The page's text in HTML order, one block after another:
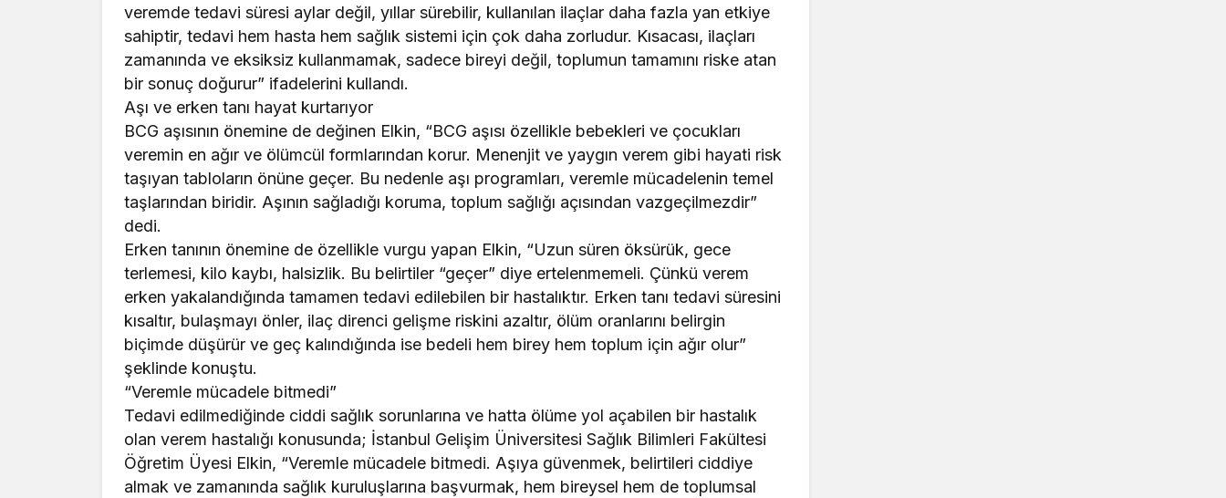
veremde tedavi süresi aylar değil, yıllar sürebilir, kullanılan ilaçlar daha fazla yan etkiye
sahiptir, tedavi hem hasta hem sağlık sistemi için çok daha zorludur. Kısacası, ilaçları
zamanında ve eksiksiz kullanmamak, sadece bireyi değil, toplumun tamamını riske atan
bir sonuç doğurur” ifadelerini kullandı.
Aşı ve erken tanı hayat kurtarıyor
BCG aşısının önemine de değinen Elkin, “BCG aşısı özellikle bebekleri ve çocukları
veremin en ağır ve ölümcül formlarından korur. Menenjit ve yaygın verem gibi hayati risk
taşıyan tabloların önüne geçer. Bu nedenle aşı programları, veremle mücadelenin temel
taşlarından biridir. Aşının sağladığı koruma, toplum sağlığı açısından vazgeçilmezdir”
dedi.
Erken tanının önemine de özellikle vurgu yapan Elkin, “Uzun süren öksürük, gece
terlemesi, kilo kaybı, halsizlik. Bu belirtiler “geçer” diye ertelenmemeli. Çünkü verem
erken yakalandığında tamamen tedavi edilebilen bir hastalıktır. Erken tanı tedavi süresini
kısaltır, bulaşmayı önler, ilaç direnci gelişme riskini azaltır, ölüm oranlarını belirgin
biçimde düşürür ve geç kalındığında ise bedeli hem birey hem toplum için ağır olur”
şeklinde konuştu.
“Veremle mücadele bitmedi”
Tedavi edilmediğinde ciddi sağlık sorunlarına ve hatta ölüme yol açabilen bir hastalık
olan verem hastalığı konusunda; İstanbul Gelişim Üniversitesi Sağlık Bilimleri Fakültesi
Öğretim Üyesi Elkin, “Veremle mücadele bitmedi. Aşıya güvenmek, belirtileri ciddiye
almak ve zamanında sağlık kuruluşlarına başvurmak, hem bireysel hem de toplumsal